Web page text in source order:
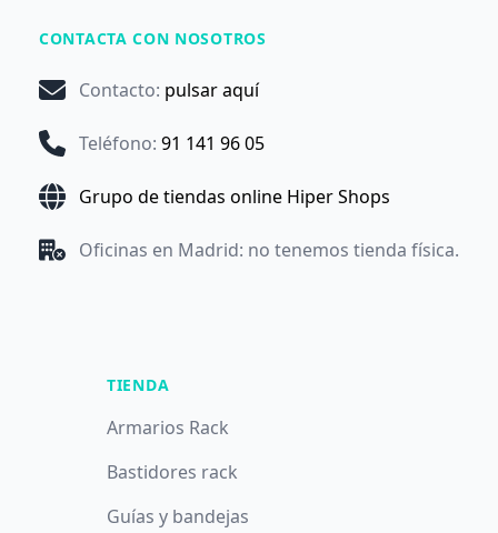
CONTACTA CON NOSOTROS
Contacto: pulsar aquí
Teléfono: 91 141 96 05
Grupo de tiendas online Hiper Shops
Oficinas en Madrid: no tenemos tienda física.
TIENDA
Armarios Rack
Bastidores rack
Guías y bandejas